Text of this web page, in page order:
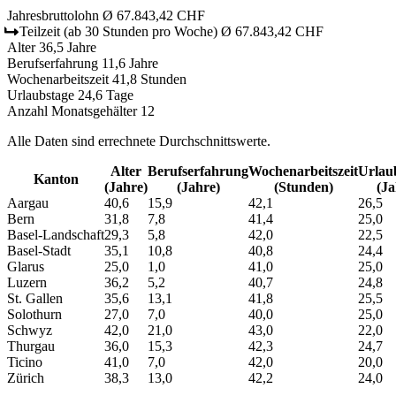
Jahresbruttolohn Ø 67.843,42 CHF
Teilzeit (ab 30 Stunden pro Woche) Ø 67.843,42 CHF
Alter 36,5 Jahre
Berufserfahrung 11,6 Jahre
Wochenarbeitszeit 41,8 Stunden
Urlaubstage 24,6 Tage
Anzahl Monatsgehälter 12
Alle Daten sind errechnete Durchschnittswerte.
Kanton
Alter
(Jahre)
Berufs­erfahrung
(Jahre)
Wochen­arbeitszeit
(Stunden)
Aargau
40,6 15,9 42,1
26,5
Bern
31,8 7,8 41,4
25,0
Basel-Landschaft29,3 5,8 42,0
22,5
Basel-Stadt
35,1 10,8 40,8
24,4
Glarus
25,0 1,0 41,0
25,0
Luzern
36,2 5,2 40,7
24,8
St. Gallen
35,6 13,1 41,8
25,5
Solothurn
27,0 7,0 40,0
25,0
Schwyz
42,0 21,0 43,0
22,0
Thurgau
36,0 15,3 42,3
24,7
Ticino
41,0 7,0 42,0
20,0
Zürich
38,3 13,0 42,2 24,0